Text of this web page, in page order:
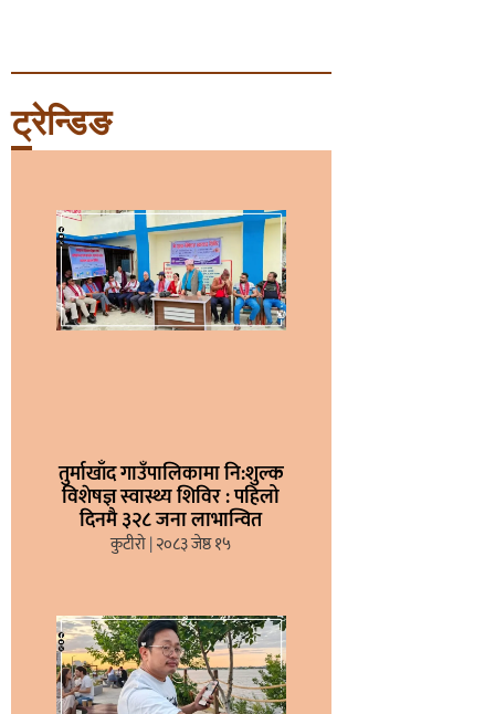
ट्रेन्डिङ
तुर्माखाँद गाउँपालिकामा नि:शुल्क
विशेषज्ञ स्वास्थ्य शिविर : पहिलो
दिनमै ३२८ जना लाभान्वित
कुटीरो २०८३ जेष्ठ १५